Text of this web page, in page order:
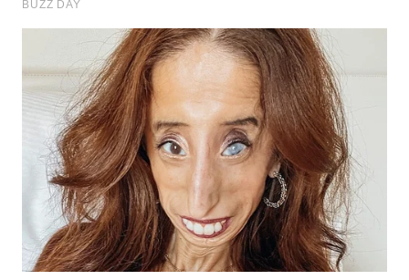
PURWAKARTA
WN
PRIANGAN
TIMUR
WN
SEMARANG
WN